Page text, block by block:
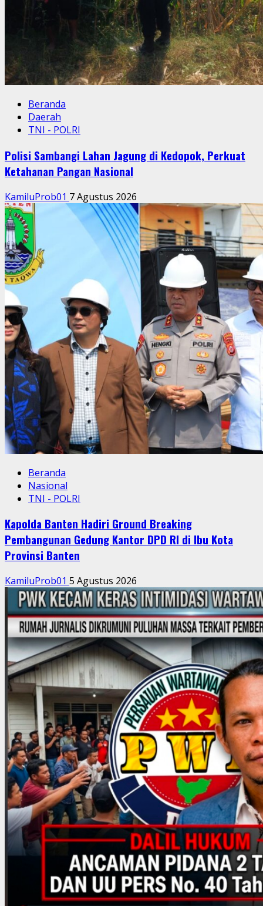
Beranda
Daerah
TNI - POLRI
Polisi Sambangi Lahan Jagung di Kedopok, Perkuat
Ketahanan Pangan Nasional
KamiluProb01 7 Agustus 2026
Beranda
Nasional
TNI - POLRI
Kapolda Banten Hadiri Ground Breaking
Pembangunan Gedung Kantor DPD RI di Ibu Kota
Provinsi Banten
KamiluProb01 5 Agustus 2026